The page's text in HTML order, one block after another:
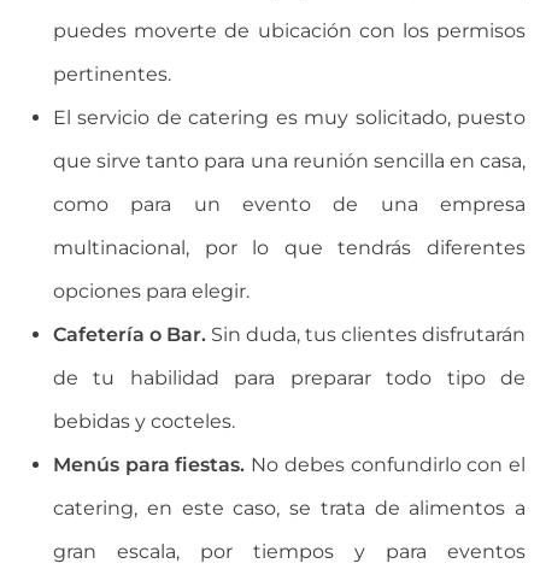
puedes moverte de ubicación con los permisos
pertinentes.
El servicio de catering es muy solicitado, puesto
que sirve tanto para una reunión sencilla en casa,
como para un evento de una empresa
multinacional, por lo que tendrás diferentes
opciones para elegir.
Cafetería o Bar. Sin duda, tus clientes disfrutarán
de tu habilidad para preparar todo tipo de
bebidas y cocteles.
Menús para fiestas. No debes confundirlo con el
catering, en este caso, se trata de alimentos a
gran escala, por tiempos y para eventos